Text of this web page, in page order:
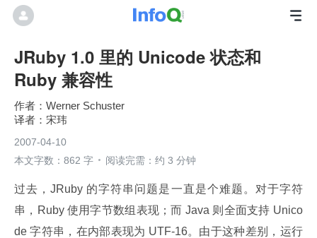
JRuby 1.0 里的 Unicode 状态和
Ruby 兼容性
Werner Schuster
宋玮
2007-04-10
本文字数：862 字
阅读完需：约 3 分钟
过去，JRuby 的字符串问题是一直是个难题。对于字符
串，Ruby 使用字节数组表现；而 Java 则全面支持 Unico
de 字符串，在内部表现为 UTF-16。由于这种差别，运行